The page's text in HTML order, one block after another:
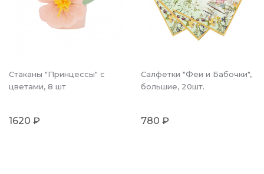
Стаканы "Принцессы" с
цветами, 8 шт
1620 ₽
Салфетки "Феи и Бабочки",
большие, 20шт.
780 ₽